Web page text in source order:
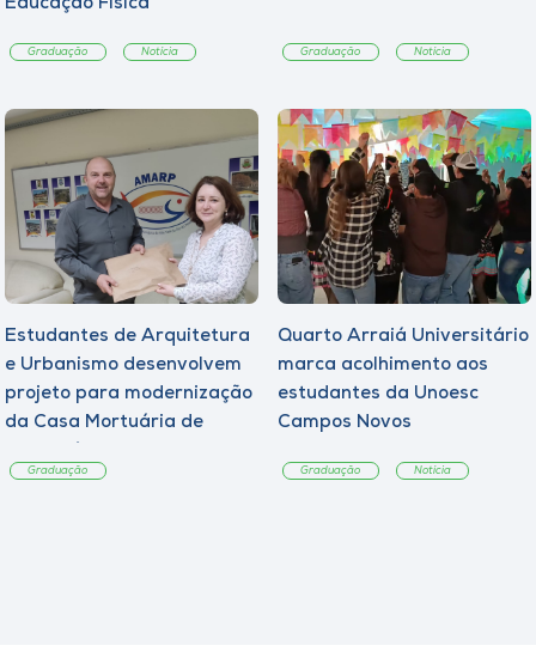
Educação Física
Graduação Notícia Graduação Notícia
Estudantes de Arquitetura
e Urbanismo desenvolvem
projeto para modernização
da Casa Mortuária de
Graduação
Quarto Arraiá Universitário
marca acolhimento aos
estudantes da Unoesc
Campos Novos
Graduação Notícia